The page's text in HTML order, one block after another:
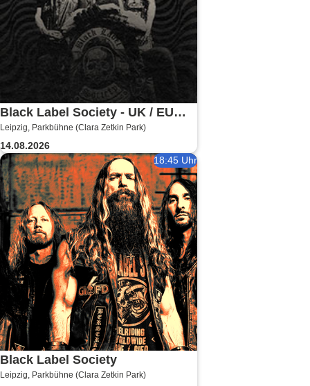
Black Label Society - UK / EU
TOUR 2026
Leipzig, Parkbühne (Clara Zetkin Park)
14.08.2026
18:45 Uhr
Black Label Society
Leipzig, Parkbühne (Clara Zetkin Park)